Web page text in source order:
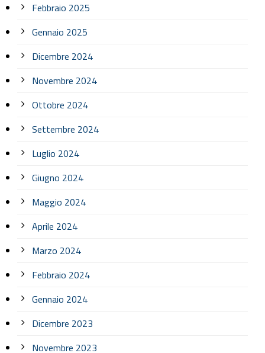
Febbraio 2025
Gennaio 2025
Dicembre 2024
Novembre 2024
Ottobre 2024
Settembre 2024
Luglio 2024
Giugno 2024
Maggio 2024
Aprile 2024
Marzo 2024
Febbraio 2024
Gennaio 2024
Dicembre 2023
Novembre 2023